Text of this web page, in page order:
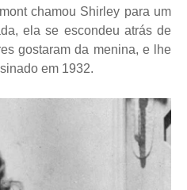
chamou Shirley para um
ela se escondeu atrás de
gostaram da menina, e lhe
em 1932.